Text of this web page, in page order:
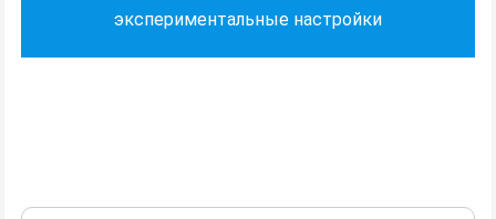
экспериментальные настройки